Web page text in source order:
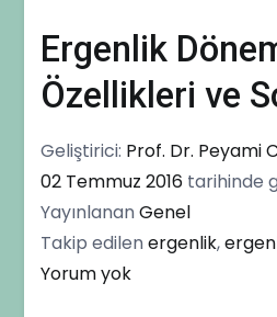
Ergenlik
Özellikleri ve
Geliştirici: Prof. Dr. Peyami
02 Temmuz 2016 tarihinde
YayınlananGenel
Takip edilenergenlik,
Yorum yokErgenlik